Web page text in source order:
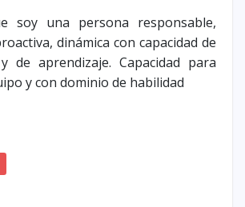
soy una persona responsable,
dinámica con capacidad de
de aprendizaje. Capacidad para
y con dominio de habilidad